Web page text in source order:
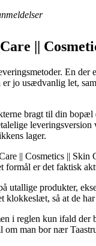
||
En
jo usædvanlig let,
bragt til din
lager.
|| Cosmetics ||
formål er det faktisk
utallige produkter,
klokkeslæt, så at de
i reglen kun ifald
om man bor nær